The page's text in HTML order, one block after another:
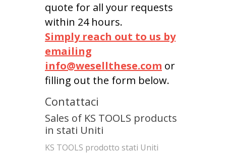
quote for all your requests
within 24 hours.
Simply reach out to us by
emailing
info@wesellthese.com or
filling out the form below.
Contattaci
Sales of KS TOOLS products
in stati Uniti
KS TOOLS prodotto stati Uniti